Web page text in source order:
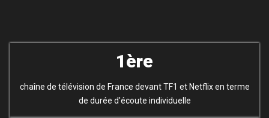
1ère
chaîne de télévision de France devant TF1 et Netflix en terme
de durée d'écoute individuelle